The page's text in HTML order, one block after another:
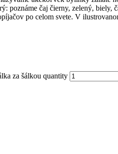
poznáme čaj čierny, zelený, biely,
po celom svete. V
za šálkou quantity